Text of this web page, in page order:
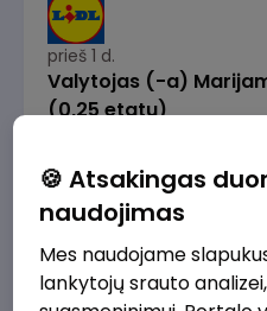
prieš 1 d.
Valytojas (-a)
(0,25 etatu)
289 - 337 €/mėn. Prieš
🍪 Atsakingas
naudojimas
Mes naudojame
lankytojų srauto